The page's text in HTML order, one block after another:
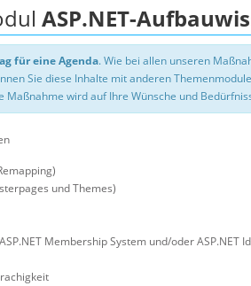
ASP.NET-
für eine Agenda. Wie bei allen unseren
Sie diese Inhalte mit anderen
Maßnahme wird auf Ihre Wünsche und
und Themes)
Membership System und/oder ASP.NET